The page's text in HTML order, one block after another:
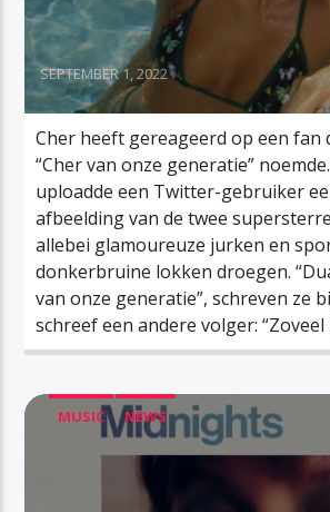
SEPTEMBER 1, 2022
Cher heeft gereageerd op een fan
“Cher van onze generatie”
uploadde een Twitter-gebruiker
afbeelding van de twee
allebei glamoureuze jurken en
donkerbruine lokken droegen.
van onze generatie”, schreven ze
schreef een andere volger:
MUSIC NEWS